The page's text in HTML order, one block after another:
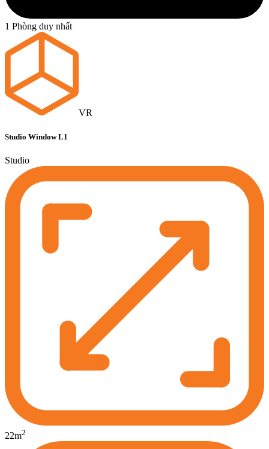
1 Phòng duy nhất
VR
Studio Window L1
Studio
22m2